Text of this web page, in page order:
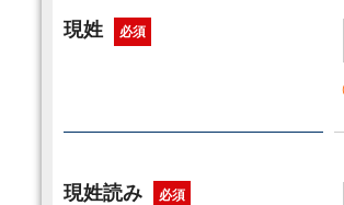
現姓 必須
現姓読み 必須